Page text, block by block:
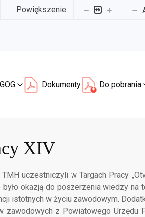
Powiększenie
Dokumenty Do pobrania
XIV
uczestniczyli w Targach Pracy
było okazją do poszerzenia wiedzy na
istotnych w życiu zawodowym.
zawodowych z Powiatowego Urzędu